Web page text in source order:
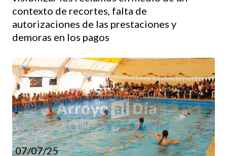
contexto de recortes, falta de
autorizaciones de las prestaciones y
demoras en los pagos
07/07/25